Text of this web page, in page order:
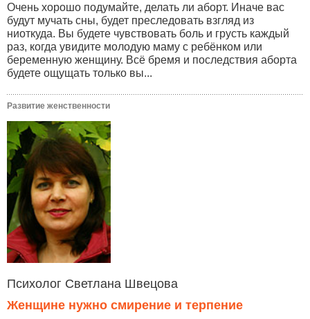
Очень хорошо подумайте, делать ли аборт. Иначе вас
будут мучать сны, будет преследовать взгляд из
ниоткуда. Вы будете чувствовать боль и грусть каждый
раз, когда увидите молодую маму с ребёнком или
беременную женщину. Всё бремя и последствия аборта
будете ощущать только вы...
Развитие женственности
Психолог Светлана Швецова
Женщине нужно смирение и терпение